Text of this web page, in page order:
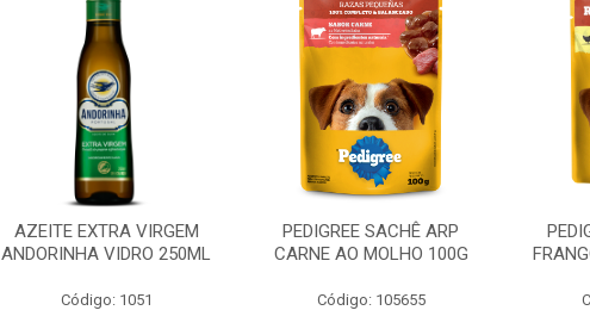
AZEITE EXTRA VIRGEM
ANDORINHA VIDRO 250ML
Código: 1051
PEDIGREE SACHÊ ARP
CARNE AO MOLHO 100G
Código: 105655